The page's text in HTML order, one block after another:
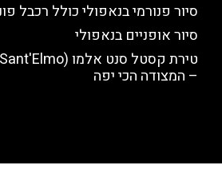
סיור פנורמי בנאפולי כולל רכבל
סיור אופניים בנאפולי
– המצודה הכי יפה